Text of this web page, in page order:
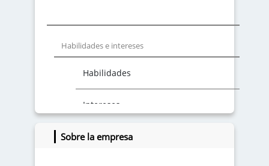
Habilidades e intereses
Habilidades
Intereses
Sobre la empresa